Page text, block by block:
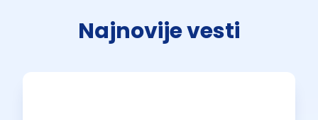
Najnovije vesti